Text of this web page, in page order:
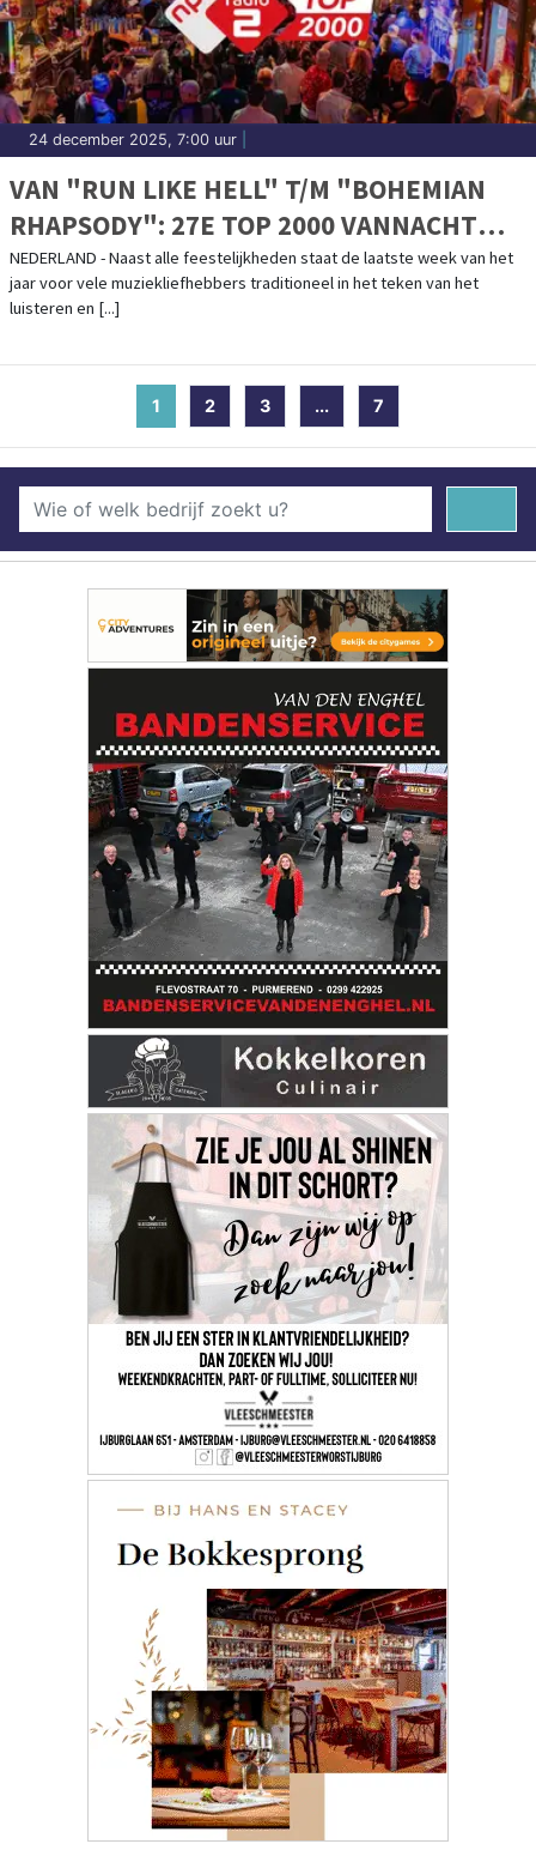
24 december 2025, 7:00 uur
VAN "RUN LIKE HELL" T/M "BOHEMIAN
RHAPSODY": 27E TOP 2000 VANNACHT
VAN START
NEDERLAND - Naast alle feestelijkheden staat de laatste week van het
jaar voor vele muziekliefhebbers traditioneel in het teken van het
luisteren en [...]
1 (current)
2 3 ... 7